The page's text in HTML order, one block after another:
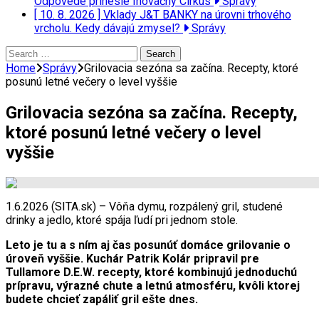
[ 10. 8. 2026 ] Vklady J&T BANKY na úrovni trhového
vrcholu. Kedy dávajú zmysel?
Správy
Search
for:
Home Správy Grilovacia sezóna sa začína. Recepty, ktoré
posunú letné večery o level vyššie
Grilovacia sezóna sa začína. Recepty,
ktoré posunú letné večery o level
vyššie
1.6.2026 (SITA.sk) – Vôňa dymu, rozpálený gril, studené
drinky a jedlo, ktoré spája ľudí pri jednom stole.
Leto je tu a s ním aj čas posunúť domáce grilovanie o
úroveň vyššie. Kuchár Patrik Kolár pripravil pre
Tullamore D.E.W. recepty, ktoré kombinujú jednoduchú
prípravu, výrazné chute a letnú atmosféru, kvôli ktorej
budete chcieť zapáliť gril ešte dnes.